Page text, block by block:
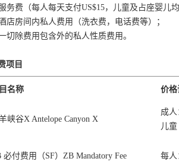
务费（每人每天支付US$15，儿童及占座婴儿
店房间内私人费用（洗衣费，电话费等）；
切除费用包含外的私人性质费用。
项目
名称 价格
峡谷X Antelope Canyon X
成人
儿
必付费用（SF）ZB Mandatory Fee 每人